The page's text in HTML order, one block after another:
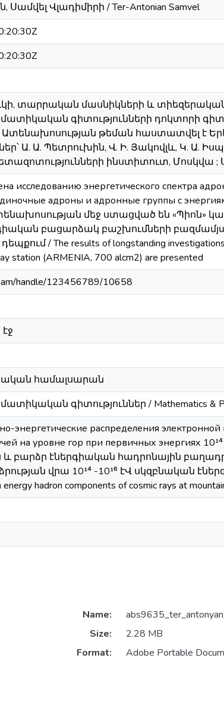
Սամվել Վլադիմիրի / Ter-Antonian Samvel
տարրական մասնիկների և
գիտությունների դոկտորի
Ատենախոսության թեման հաստատվել է
Ա. Ա. Պետրուխին, Վ. Ի. Յակովլև, Կ. Ա.
ինստիտուտ, Մոսկվա ;
исследованию энергетического спектра
адроны и адронные группы с
մեջ ստացված են «Պիոն»
բացարձակ բաշխումների
/ The results of longstanding investigations
station (ARMENIA, 700 alcm2) are presented
handle/123456789/10658
համալսարան
գիտություններ / Mathematics &
энергетические распределения
на уровне гор при первичных энергиях
և բարձր էներգիական հադրոնային
վրա 10¹⁴ -10¹⁶ էՎ սկզբնական
energy hadron components of cosmic rays at
Name:
Size:
2.28 MB
Format:
Adobe Portable